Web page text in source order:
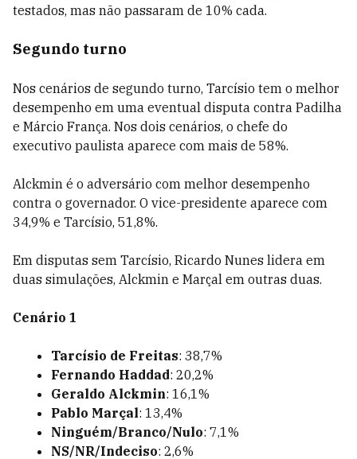
testados, mas não passaram de 10% cada.
Segundo turno
Nos cenários de segundo turno, Tarcísio tem o melhor
desempenho em uma eventual disputa contra Padilha
e Márcio França. Nos dois cenários, o chefe do
executivo paulista aparece com mais de 58%.
Alckmin é o adversário com melhor desempenho
contra o governador. O vice-presidente aparece com
34,9% e Tarcísio, 51,8%.
Em disputas sem Tarcísio, Ricardo Nunes lidera em
duas simulações, Alckmin e Marçal em outras duas.
Cenário 1
Tarcísio de Freitas: 38,7%
Fernando Haddad: 20,2%
Geraldo Alckmin: 16,1%
Pablo Marçal: 13,4%
Ninguém/Branco/Nulo: 7,1%
NS/NR/Indeciso: 2,6%